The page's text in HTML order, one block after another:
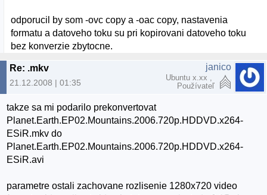
odporucil by som -ovc copy a -oac copy, nastavenia
formatu a datoveho toku su pri kopirovani datoveho toku
bez konverzie zbytocne.
Re: .mkv
21.12.2008 | 01:35
janico
Ubuntu x.xx ,
Používateľ
takze sa mi podarilo prekonvertovat
Planet.Earth.EP02.Mountains.2006.720p.HDDVD.x264-
ESiR.mkv do
Planet.Earth.EP02.Mountains.2006.720p.HDDVD.x264-
ESiR.avi
parametre ostali zachovane rozlisenie 1280x720 video